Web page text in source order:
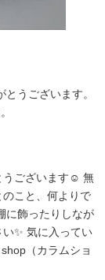
うございます。
うございます☺️ 無
こと、何よりで
に飾ったりしなが
✨ 気に入ってい
（カラムショ